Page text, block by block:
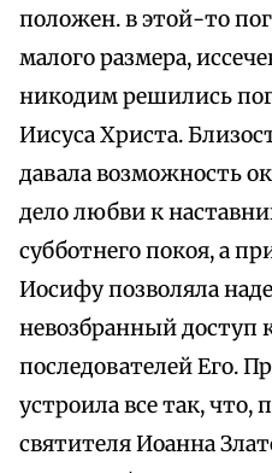
положен. в этой-то
малого размера,
никодим решились
Иисуса Христа.
давала возможность
дело любви к
субботнего покоя, а
Иосифу позволяла
невозбранный доступ
последователей Его.
устроила все так, что,
святителя Иоанна